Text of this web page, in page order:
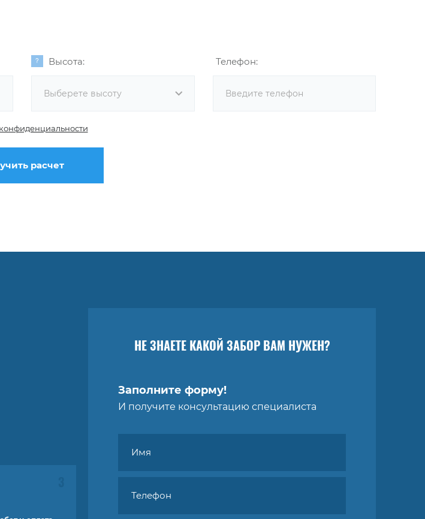
Высота:
Выберете высоту
Телефон:
расчет
НЕ ЗНАЕТЕ КАКОЙ ЗАБОР ВАМ НУЖЕН?
Заполните форму!
И получите консультацию специалиста